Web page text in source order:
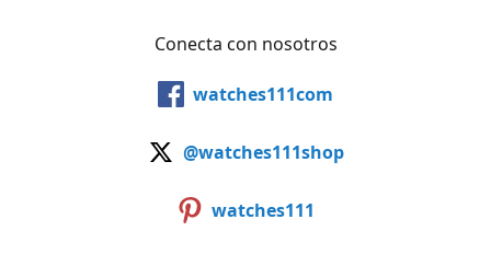
Conecta con nosotros
watches111com
@watches111shop
watches111